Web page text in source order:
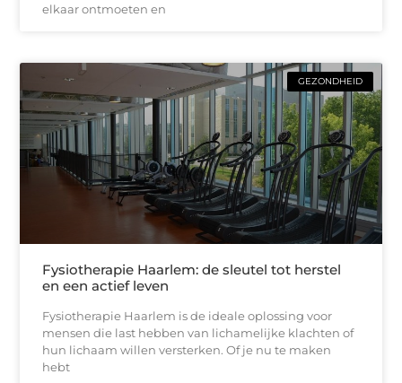
elkaar ontmoeten en
GEZONDHEID
Fysiotherapie Haarlem: de sleutel tot herstel
en een actief leven
Fysiotherapie Haarlem is de ideale oplossing voor
mensen die last hebben van lichamelijke klachten of
hun lichaam willen versterken. Of je nu te maken
hebt